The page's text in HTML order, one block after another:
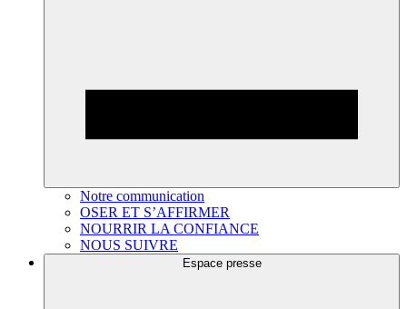
Notre communication
OSER ET S’AFFIRMER
NOURRIR LA CONFIANCE
NOUS SUIVRE
Espace presse